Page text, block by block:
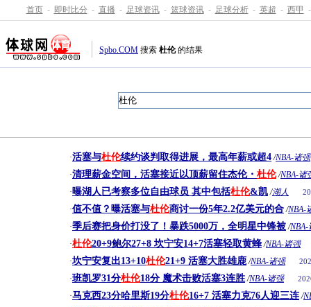
首页 - 即时比分 - 直播 - 足球资讯 - 篮球资讯 - 足球分析 - 英超 - 西甲 -
Spbo.COM 搜索 杜伦的结果
·活塞与杜伦续约谈判取得进展，最高年薪或超4 /NBA-诸强
·清理薪金空间，活塞接近以顶薪留住杰伦・ 杜伦 /NBA-诸
·曝湖人已考察多位自由球员 其中包括杜伦&凯 /湖人
·值不值？曝活塞与杜伦商讨一份5年2.2亿美元的合 /NBA-
·季后赛把身价打没了！暴跌5000万，全明星中锋被 /NBA-
·杜伦20+9鲍尔27+8 坎宁安14+7活塞轻取黄蜂 /NBA-诸强
·坎宁安复出13+10杜伦21+9 活塞大胜雄鹿 /NBA-诸强
·班凯罗31分杜伦18分 魔术击败活塞3连胜 /NBA-诸强
·马克西23分哈里斯19分杜伦16+7 活塞力克76人迎三连 /